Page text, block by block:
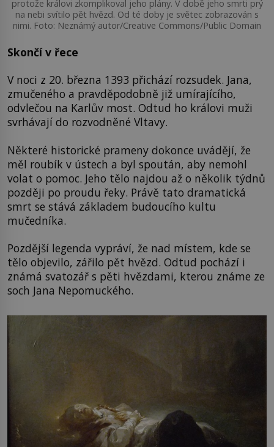
protože královi zkomplikoval jeho plány. V době jeho smrti prý
na nebi svítilo pět hvězd. Od té doby je světec zobrazován s
nimi. Foto: Neznámý autor/Creative Commons/Public Domain
Skončí v řece
V noci z 20. března 1393 přichází rozsudek. Jana,
zmučeného a pravděpodobně již umírajícího,
odvlečou na Karlův most. Odtud ho královi muži
svrhávají do rozvodněné Vltavy.
Některé historické prameny dokonce uvádějí, že
měl roubík v ústech a byl spoután, aby nemohl
volat o pomoc. Jeho tělo najdou až o několik týdnů
později po proudu řeky. Právě tato dramatická
smrt se stává základem budoucího kultu
mučedníka.
Pozdější legenda vypráví, že nad místem, kde se
tělo objevilo, zářilo pět hvězd. Odtud pochází i
známá svatozář s pěti hvězdami, kterou známe ze
soch Jana Nepomuckého.